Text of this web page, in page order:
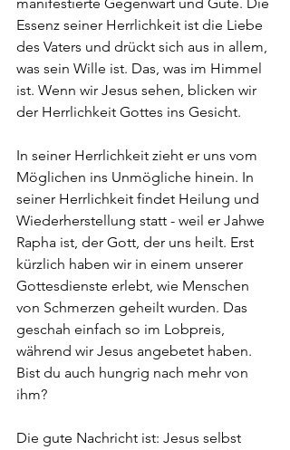
manifestierte Gegenwart und Güte. Die
Essenz seiner Herrlichkeit ist die Liebe
des Vaters und drückt sich aus in allem,
was sein Wille ist. Das, was im Himmel
ist. Wenn wir Jesus sehen, blicken wir
der Herrlichkeit Gottes ins Gesicht.
In seiner Herrlichkeit zieht er uns vom
Möglichen ins Unmögliche hinein. In
seiner Herrlichkeit findet Heilung und
Wiederherstellung statt - weil er Jahwe
Rapha ist, der Gott, der uns heilt. Erst
kürzlich haben wir in einem unserer
Gottesdienste erlebt, wie Menschen
von Schmerzen geheilt wurden. Das
geschah einfach so im Lobpreis,
während wir Jesus angebetet haben.
Bist du auch hungrig nach mehr von
ihm?
Die gute Nachricht ist: Jesus selbst